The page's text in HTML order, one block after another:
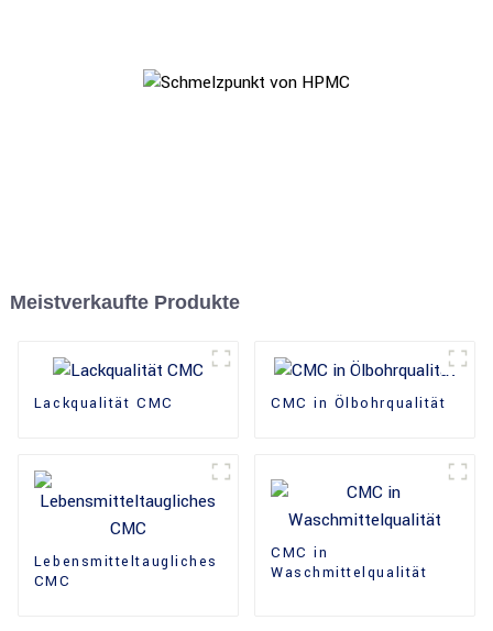
Meistverkaufte Produkte
Lackqualität CMC CMC in Ölbohrqualität
Lebensmitteltaugliches
CMC
CMC in
Waschmittelqualität